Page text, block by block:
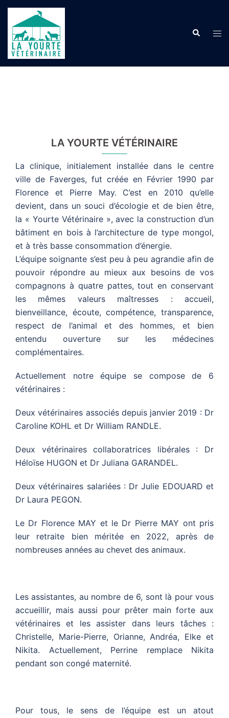
Aller
contenu
LA YOURTE VÉTÉRINAIRE
La clinique, initialement installée dans le centre
ville de Faverges, fut créée en Février 1990 par
Florence et Pierre May. C’est en 2010 qu’elle
devient, dans un souci d’écologie et de bien être,
la « Yourte Vétérinaire », avec la construction d’un
bâtiment en bois à l’architecture de type mongol,
et à très basse consommation d’énergie.
L’équipe soignante s’est peu à peu agrandie afin de
pouvoir répondre au mieux aux besoins de vos
compagnons à quatre pattes, tout en conservant
les mêmes valeurs maîtresses : accueil,
bienveillance, écoute, compétence, transparence,
respect de l’animal et des hommes, et bien
entendu ouverture sur les médecines
complémentaires.
Actuellement notre équipe se compose de 6
vétérinaires :
Deux vétérinaires associés depuis janvier 2019 : Dr
Caroline KOHL et Dr William RANDLE.
Deux vétérinaires collaboratrices libérales : Dr
Héloïse HUGON et Dr Juliana GARANDEL.
Deux vétérinaires salariées : Dr Julie EDOUARD et
Dr Laura PEGON.
Le Dr Florence MAY et le Dr Pierre MAY ont pris
leur retraite bien méritée en 2022, après de
nombreuses années au chevet des animaux.
Les assistantes, au nombre de 6, sont là pour vous
accueillir, mais aussi pour prêter main forte aux
vétérinaires et les assister dans leurs tâches :
Christelle, Marie-Pierre, Orianne, Andréa, Elke et
Nikita. Actuellement, Perrine remplace Nikita
pendant son congé maternité.
Pour tous, le sens de l’équipe est un atout